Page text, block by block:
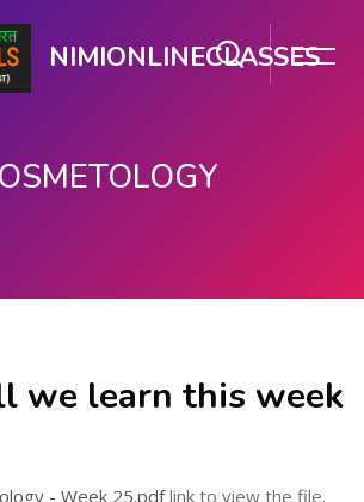
NIMIONLINECLASSES
we learn this week
- Week 25.pdflink to view the file.